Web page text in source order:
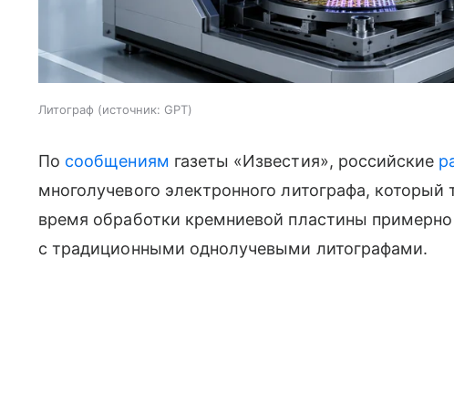
Литограф источник: GPT
По сообщениям газеты «Известия», российские
многолучевого электронного литографа, который
время обработки кремниевой пластины
с традиционными однолучевыми литографами.